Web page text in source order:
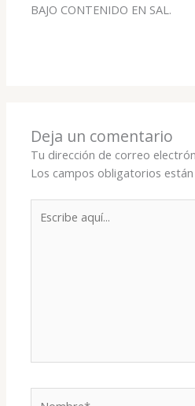
BAJO CONTENIDO EN SAL.
Deja un comentario
Tu dirección de correo
Los campos obligatorios
aquí...